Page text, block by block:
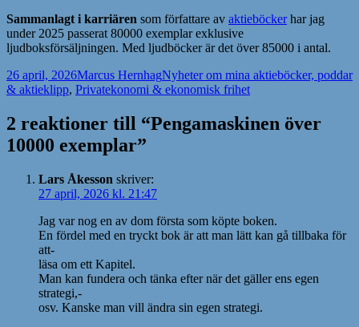
Sammanlagt i karriären som författare av aktieböckerhar jag
under 2025 passerat 80000 exemplar exklusive
ljudboksförsäljningen. Med ljudböcker är det över 85000 i antal.
Postat
26 april, 2026Författare
Marcus HernhagKategorier
Nyheter om mina aktieböcker, poddar
& aktieklipp, Privatekonomi & ekonomisk frihet
2 reaktioner till “Pengamaskinen över
10000 exemplar”
Lars Åkesson skriver:
27 april, 2026 kl. 21:47
Jag var nog en av dom första som köpte boken.
En fördel med en tryckt bok är att man lätt kan gå tillbaka för
att-
läsa om ett Kapitel.
Man kan fundera och tänka efter när det gäller ens egen
strategi,-
osv. Kanske man vill ändra sin egen strategi.